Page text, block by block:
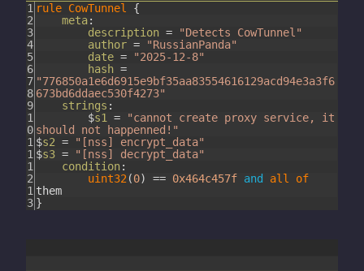
1
2
3
4
5
6
7
8
9
1
0
1
1
1
2
1
3
rule CowTunnel
{
meta:
description =
"Detects CowTunnel"
author =
"RussianPanda"
date =
"2025-12-8"
hash =
"776850a1e6d6915e9bf35aa83554616129acd94e3a3f6
673bd6ddaec530f4273"
strings :
$s1 =
"cannot create proxy service, it
should not happenned!"
$s2 =
"[nss] encrypt_data"
$s3 =
"[nss] decrypt_data"
condition:
uint32 (0) == 0x464c457f and all of
them
}